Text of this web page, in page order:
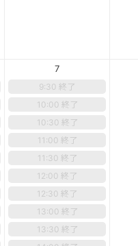
7
9:30 終了
10:00 終了
10:30 終了
11:00 終了
11:30 終了
12:00 終了
12:30 終了
13:00 終了
13:30 終了